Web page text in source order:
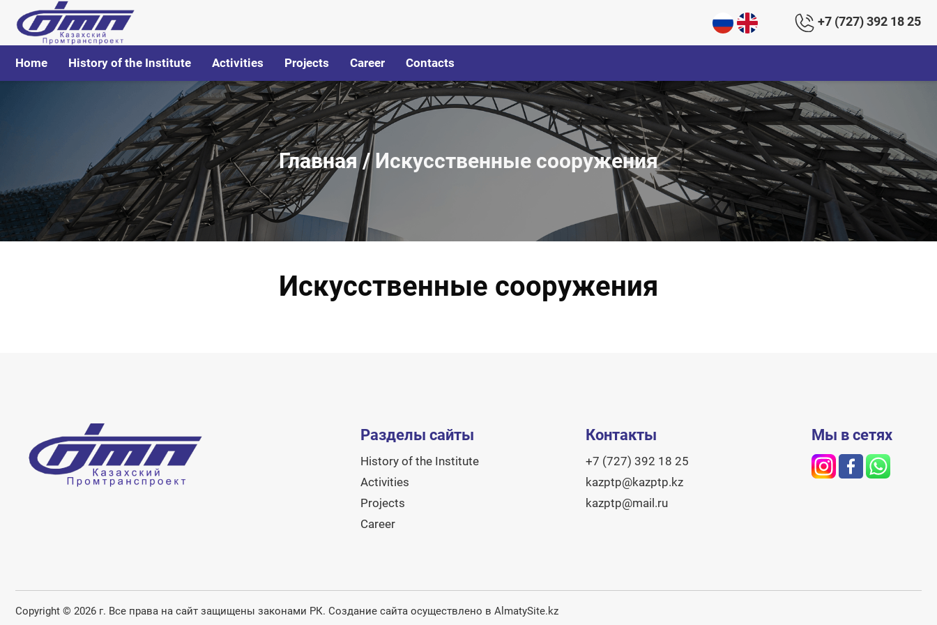
+7 (727) 392 18 25
Home History of the Institute Activities Projects Career Contacts
Главная/Искусственные сооружения
Искусственные сооружения
Разделы сайты
History of the Institute
Activities
Projects
Career
Контакты
+7 (727) 392 18 25
kazptp@kazptp.kz
kazptp@mail.ru
Мы в сетях
Copyright © 2026 г. Все права на сайт защищены законами РК. Создание сайта осуществлено в AlmatySite.kz